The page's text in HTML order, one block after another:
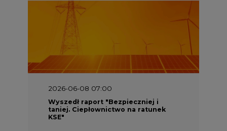
2026-06-08 07:00
Wyszedł raport "Bezpieczniej i
taniej. Ciepłownictwo na ratunek
KSE"